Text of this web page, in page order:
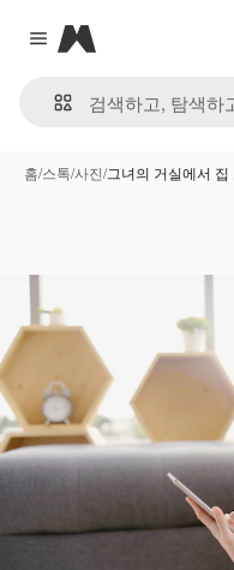
Close menu
Magnific
홈/스톡/사진/그녀의 거실에서